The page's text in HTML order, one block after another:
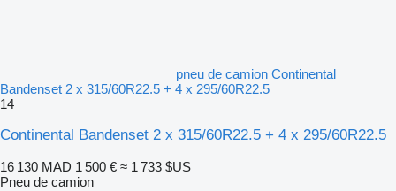
pneu de camion Continental
Bandenset 2 x 315/60R22.5 + 4 x 295/60R22.5
14
Continental Bandenset 2 x 315/60R22.5 + 4 x 295/60R22.5
16 130 MAD 1 500 € ≈ 1 733 $US
Pneu de camion